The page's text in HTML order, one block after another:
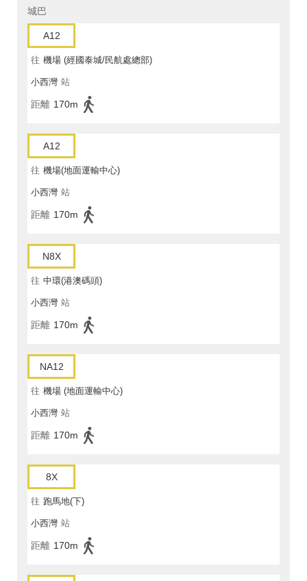
城巴
A12
往 機場 (經國泰城/民航處總部)
小西灣 站
距離 170m
A12
往 機場(地面運輸中心)
小西灣 站
距離 170m
N8X
往 中環(港澳碼頭)
小西灣 站
距離 170m
NA12
往 機場 (地面運輸中心)
小西灣 站
距離 170m
8X
往 跑馬地(下)
小西灣 站
距離 170m